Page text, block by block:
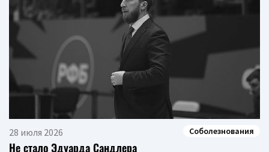
28 июля 2026 Соболезнования
Не стало Эдуарда Сандлера